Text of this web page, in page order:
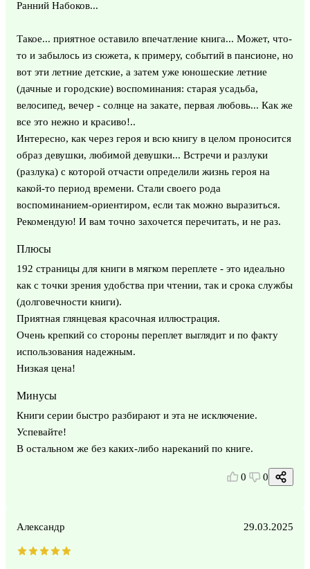
Ранний Набоков...
Такое... приятное оставило впечатление книга... Может, что-
то и забылось из сюжета, к примеру, событий в пансионе, но
вот эти летние детские, а затем уже юношеские летние
(дачные и городские) воспоминания: старая усадьба,
велосипед, вечер - солнце на закате, первая любовь... Как же
все это нежно и красиво!..
Интересно, как через героя и всю книгу в целом проносится
образ девушки, любимой девушки... Встречи и разлуки
(разлука) с которой отчасти определили жизнь героя на
какой-то период времени. Стали своего рода
воспоминанием-ориентиром, если так можно выразиться.
Рекомендую! И вам точно захочется перечитать, и не раз.
Плюсы
192 страницы для книги в мягком переплете - это идеально
как с точки зрения удобства при чтении, так и срока службы
(долговечности книги).
Приятная глянцевая красочная иллюстрация.
Очень крепкий со стороны переплет выглядит и по факту
использования надежным.
Низкая цена!
Минусы
Книги серии быстро разбирают и эта не исключение.
Успевайте!
В остальном же без каких-либо нареканий по книге.
0 0
Александр 29.03.2025